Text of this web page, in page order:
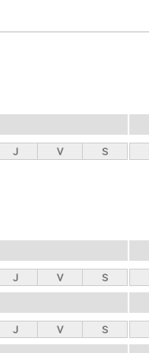
J V S
J V S
J V S